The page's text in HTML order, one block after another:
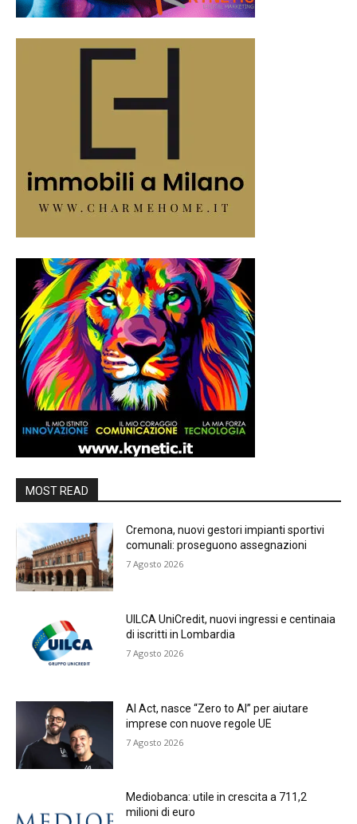
MOST READ
Cremona, nuovi gestori impianti sportivi
comunali: proseguono assegnazioni
7 Agosto 2026
UILCA UniCredit, nuovi ingressi e centinaia
di iscritti in Lombardia
7 Agosto 2026
AI Act, nasce “Zero to AI” per aiutare
imprese con nuove regole UE
7 Agosto 2026
Mediobanca: utile in crescita a 711,2
milioni di euro